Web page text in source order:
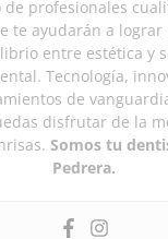
de profesionales
te ayudarán a lograr
entre estética y
Tecnología,
de
disfrutar de la
Somos tu
Pedrera.